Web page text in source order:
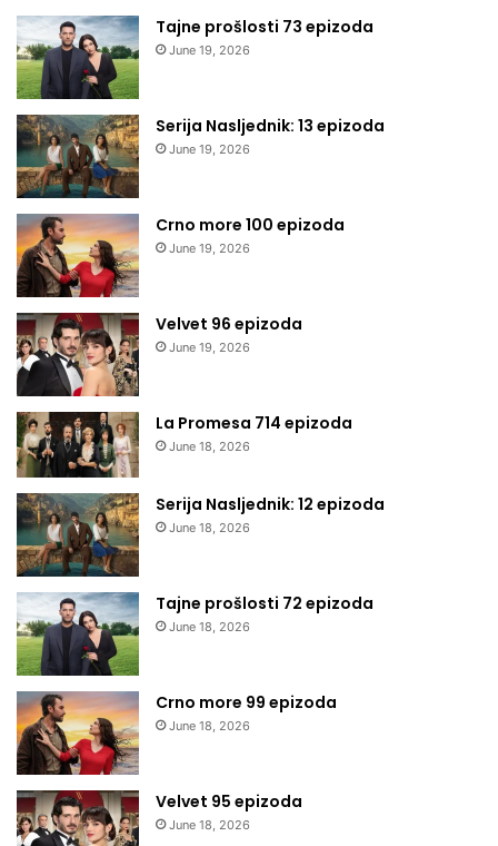
Tajne prošlosti 73 epizoda
June 19, 2026
Serija Nasljednik: 13 epizoda
June 19, 2026
Crno more 100 epizoda
June 19, 2026
Velvet 96 epizoda
June 19, 2026
La Promesa 714 epizoda
June 18, 2026
Serija Nasljednik: 12 epizoda
June 18, 2026
Tajne prošlosti 72 epizoda
June 18, 2026
Crno more 99 epizoda
June 18, 2026
Velvet 95 epizoda
June 18, 2026